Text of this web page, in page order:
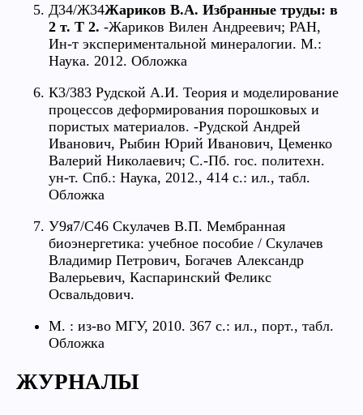
Д34/Ж34Жариков В.А. Избранные труды: в
2 т. Т 2. -Жариков Вилен Андреевич; РАН,
Ин-т экспериментальной минералогии. М.:
Наука. 2012. Обложка
К3/383 Рудской А.И. Теория и моделирование
процессов деформирования порошковых и
пористых материалов. -Рудской Андрей
Иванович, Рыбин Юрий Иванович, Цеменко
Валерий Николаевич; С.-Пб. гос. политехн.
ун-т. Спб.: Наука, 2012., 414 с.: ил., табл.
Обложка
У9я7/С46 Скулачев В.П. Мембранная
биоэнергетика: учебное пособие / Скулачев
Владимир Петрович, Богачев Александр
Валерьевич, Каспаринский Феликс
Освальдович.
М. : из-во МГУ, 2010. 367 с.: ил., порт., табл.
Обложка
ЖУРНАЛЫ